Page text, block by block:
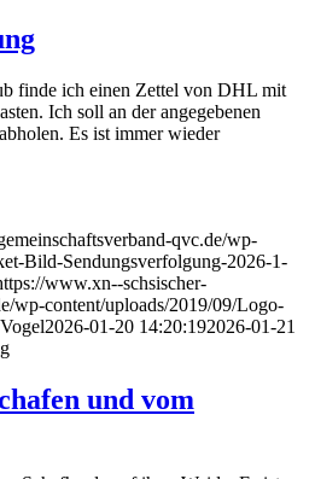
finde ich einen Zettel von DHL mit
Ich soll an der angegebenen
Es ist immer wieder
qvc.de/wp-
Bild-Sendungsverfolgung-2026-1-
www.xn--schsischer-
wp-content/uploads/2019/09/Logo-
2026-01-20 14:20:192026-01-21
und vom